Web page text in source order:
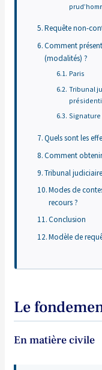
Requête non-
Comment
(modalités) ?
Paris
Tribunal
Signature
Quels sont les
Comment
Tribunal
Modes de
recours ?
Conclusion
Modèle de
Le
En matière civile